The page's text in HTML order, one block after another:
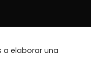
a elaborar una